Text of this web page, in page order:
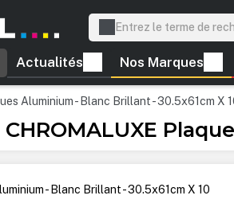
principale
Actualités Nos Marques
Aluminium - Blanc Brillant - 30.5x61cm X
CHROMALUXE